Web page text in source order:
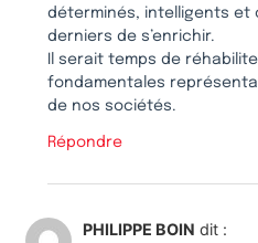
déterminés, intelligents et
derniers de s’enrichir.
Il serait temps de
fondamentales
de nos sociétés.
Répondre
PHILIPPE BOIN dit :